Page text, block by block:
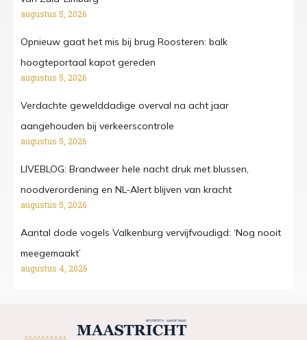
augustus 5, 2026
Opnieuw gaat het mis bij brug Roosteren: balk
hoogteportaal kapot gereden
augustus 5, 2026
Verdachte gewelddadige overval na acht jaar
aangehouden bij verkeerscontrole
augustus 5, 2026
LIVEBLOG: Brandweer hele nacht druk met blussen,
noodverordening en NL-Alert blijven van kracht
augustus 5, 2026
Aantal dode vogels Valkenburg vervijfvoudigd: ‘Nog nooit
meegemaakt’
augustus 4, 2026